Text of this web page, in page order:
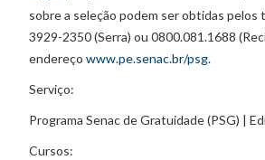
sobre a seleção podem ser obtidas pelos
3929-2350 (Serra) ou 0800.081.1688
endereçowww.pe.senac.br/psg.
Serviço:
Programa Senac de Gratuidade (PSG) |
Cursos: